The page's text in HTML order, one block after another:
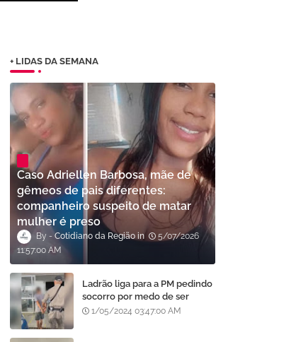
+ LIDAS DA SEMANA
Caso Adriellen Barbosa, mãe de
gêmeos de pais diferentes:
companheiro suspeito de matar
mulher é preso
Cotidiano da Região
5/07/2026
11:57:00 AM
Ladrão liga para a PM pedindo
socorro por medo de ser
assassinado por moradores
1/05/2024 03:47:00 AM